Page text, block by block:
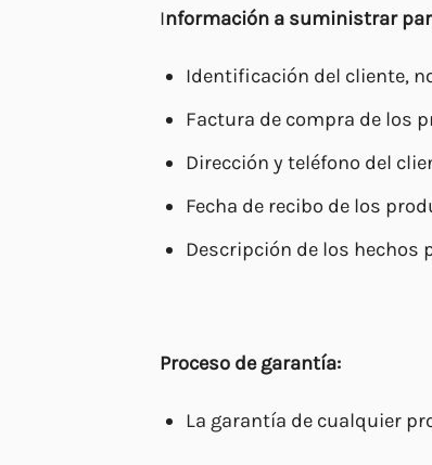
Información a suministrar
Identificación del cliente,
Factura de compra de los
Dirección y teléfono del
Fecha de recibo de los
Descripción de los hechos
Proceso de garantía:
La garantía de cualquier